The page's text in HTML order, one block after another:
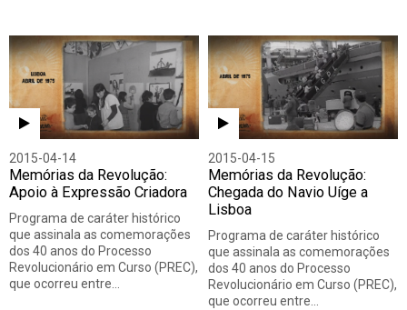
2015-04-14
Memórias da Revolução:
Apoio à Expressão Criadora
Programa de caráter histórico
que assinala as comemorações
dos 40 anos do Processo
Revolucionário em Curso (PREC),
que ocorreu entre…
2015-04-15
Memórias da Revolução:
Chegada do Navio Uíge a
Lisboa
Programa de caráter histórico
que assinala as comemorações
dos 40 anos do Processo
Revolucionário em Curso (PREC),
que ocorreu entre…